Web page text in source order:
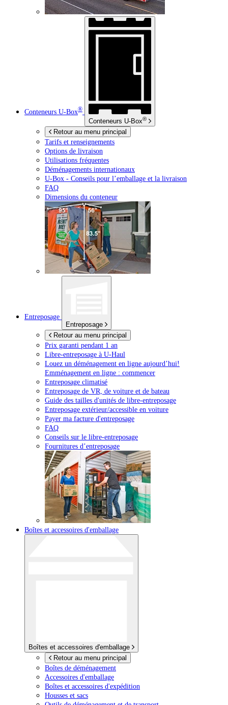
Conteneurs U-Box®
Conteneurs U-Box®
Retour au menu principal
Tarifs et renseignements
Options de livraison
Utilisations fréquentes
Déménagements internationaux
U-Box - Conseils pour l’emballage et la livraison
FAQ
Dimensions du conteneur
Entreposage
Entreposage
Retour au menu principal
Prix garanti pendant 1 an
Libre-entreposage à U-Haul
Louez un déménagement en ligne aujourd’hui!
Emménagement en ligne : commencer
Entreposage climatisé
Entreposage de VR, de voiture et de bateau
Guide des tailles d'unités de libre-entreposage
Entreposage extérieur/accessible en voiture
Payer ma facture d'entreposage
FAQ
Conseils sur le libre-entreposage
Fournitures d’entreposage
Boîtes et accessoires d'emballage
Boîtes et accessoires d'emballage
Retour au menu principal
Boîtes de déménagement
Accessoires d'emballage
Boîtes et accessoires d'expédition
Housses et sacs